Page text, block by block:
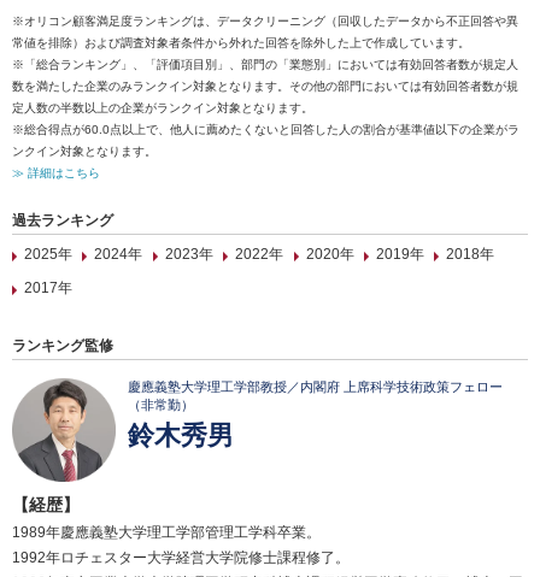
※オリコン顧客満足度ランキングは、データクリーニング（回収したデータから不正回答や異
常値を排除）および調査対象者条件から外れた回答を除外した上で作成しています。
※「総合ランキング」、「評価項目別」、部門の「業態別」においては有効回答者数が規定人
数を満たした企業のみランクイン対象となります。その他の部門においては有効回答者数が規
定人数の半数以上の企業がランクイン対象となります。
※総合得点が60.0点以上で、他人に薦めたくないと回答した人の割合が基準値以下の企業がラ
ンクイン対象となります。
≫ 詳細はこちら
過去ランキング
2025年
2024年 2023年 2022年 2020年 2019年
2018年
2017年
ランキング監修
慶應義塾大学理工学部教授／内閣府 上席科学技術政策フェロー
（非常勤）
鈴木秀男
【経歴】
1989年慶應義塾大学理工学部管理工学科卒業。
1992年ロチェスター大学経営大学院修士課程修了。